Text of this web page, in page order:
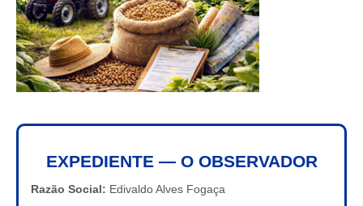
EXPEDIENTE — O OBSERVADOR
Razão Social: Edivaldo Alves Fogaça